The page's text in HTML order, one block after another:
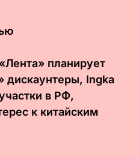
планирует
дискаунтеры, Ingka
в РФ,
к китайским